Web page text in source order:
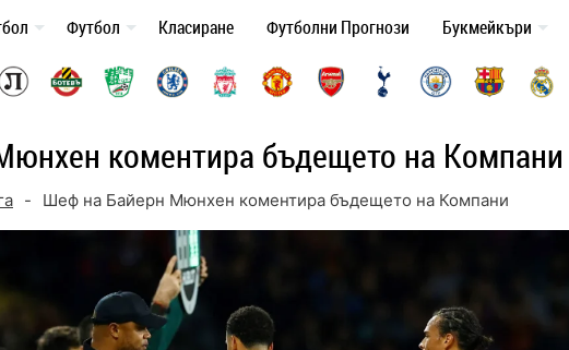
Футбол Класиране Футболни Прогнози Букмейкъри
коментира бъдещето на Компани
- Шеф на Байерн Мюнхен коментира бъдещето на Компани